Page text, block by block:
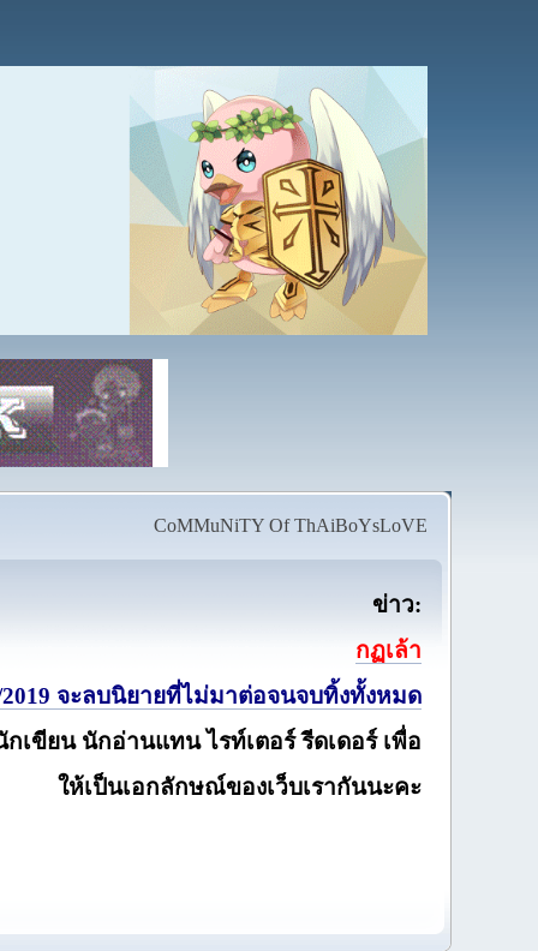
CoMMuNiTY Of ThAiBoYsLoVE
ข่าว:
กฏเล้า
2019 จะลบนิยายที่ไม่มาต่อจนจบทิ้งทั้งหมด
กเขียน นักอ่านแทน ไรท์เตอร์ รีดเดอร์ เพื่อ
ให้เป็นเอกลักษณ์ของเว็บเรากันนะคะ